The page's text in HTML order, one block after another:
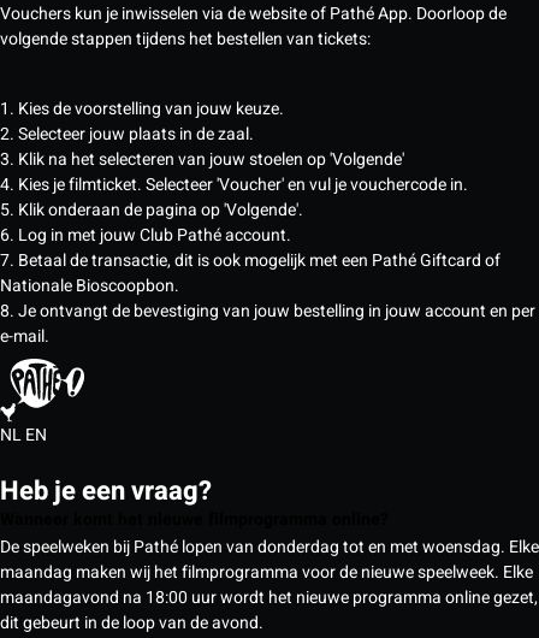
Vouchers kun je inwisselen via de website of Pathé App. Doorloop de
volgende stappen tijdens het bestellen van tickets:
1. Kies de voorstelling van jouw keuze.
2. Selecteer jouw plaats in de zaal.
3. Klik na het selecteren van jouw stoelen op 'Volgende'
4. Kies je filmticket. Selecteer 'Voucher' en vul je vouchercode in.
5. Klik onderaan de pagina op 'Volgende'.
6. Log in met jouw Club Pathé account.
7. Betaal de transactie, dit is ook mogelijk met een Pathé Giftcard of
Nationale Bioscoopbon.
8. Je ontvangt de bevestiging van jouw bestelling in jouw account en per
e-mail.
NLEN
Heb je een vraag?
De speelweken bij Pathé lopen van donderdag tot en met woensdag. Elke
maandag maken wij het filmprogramma voor de nieuwe speelweek. Elke
maandagavond na 18:00 uur wordt het nieuwe programma online gezet,
dit gebeurt in de loop van de avond.